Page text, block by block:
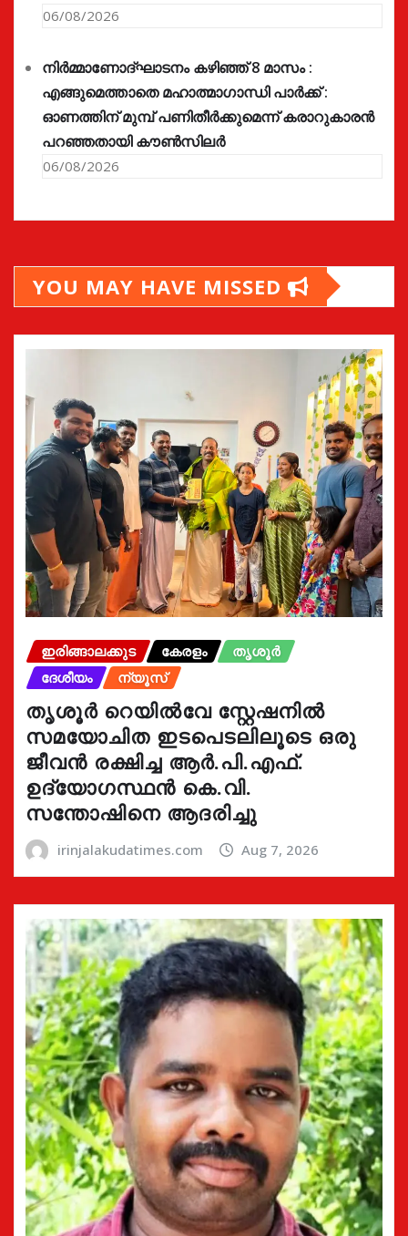
06/08/2026
നിർമ്മാണോദ്ഘാടനം കഴിഞ്ഞ് 8 മാസം :
എങ്ങുമെത്താതെ മഹാത്മാഗാന്ധി പാർക്ക് :
ഓണത്തിന് മുമ്പ് പണിതീർക്കുമെന്ന് കരാറുകാരൻ
പറഞ്ഞതായി കൗൺസിലർ
06/08/2026
YOU MAY HAVE MISSED
ഇരിങ്ങാലക്കുട കേരളം
തൃശൂർ
ദേശീയം
ന്യൂസ്
തൃശൂർ റെയിൽവേ സ്റ്റേഷനിൽ
സമയോചിത ഇടപെടലിലൂടെ ഒരു
ജീവൻ രക്ഷിച്ച ആർ.പി.എഫ്.
ഉദ്യോഗസ്ഥൻ കെ.വി.
സന്തോഷിനെ ആദരിച്ചു
irinjalakudatimes.com Aug 7, 2026